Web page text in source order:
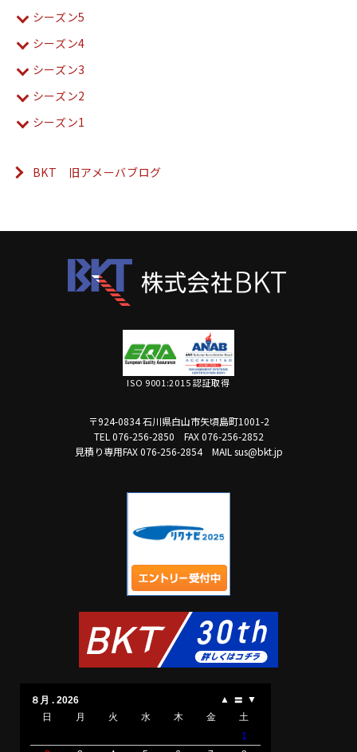
シーズン5
シーズン4
シーズン3
シーズン2
シーズン1
BKT 旧アメーバブログ
ISO 9001:2015 認証取得
〒924-0834 石川県白山市矢頃島町1001-2
TEL 076-256-2850
FAX 076-256-2852
見積り専用FAX 076-256-2854
MAIL sus@bkt.jp